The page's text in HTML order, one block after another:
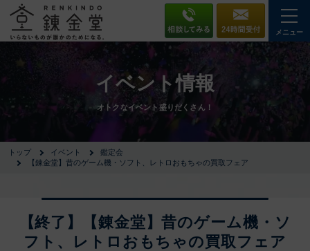
メニュー
イベント情報
オトクなイベント盛りだくさん！
トップ イベント
鑑定会
【錬金堂】昔のゲーム機・ソフト、レトロおもちゃの買取フェア
【終了】【錬金堂】昔のゲーム機・ソ
フト、レトロおもちゃの買取フェア